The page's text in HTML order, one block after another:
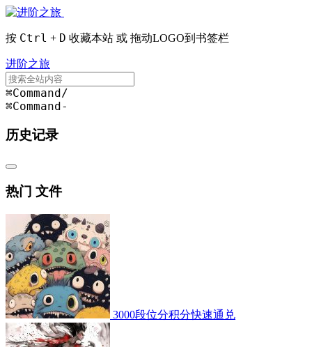
按 Ctrl + D 收藏本站 或 拖动LOGO到书签栏
进阶之旅
⌘Command/
⌘Command-
历史记录
热门 文件
3000段位分积分快速通兑